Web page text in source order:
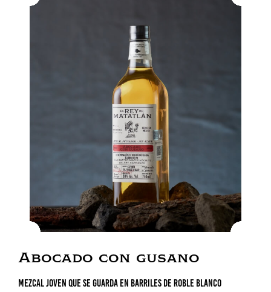
Abocado con gusano
Mezcal joven que se guarda en barriles de roble blanco